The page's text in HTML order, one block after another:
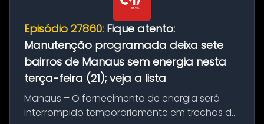
Episódio 27860: Fique atento:
Manutenção programada deixa sete
bairros de Manaus sem energia nesta
terça-feira (21); veja a lista
Manaus – O fornecimento de energia será
interrompido temporariamente em trechos de